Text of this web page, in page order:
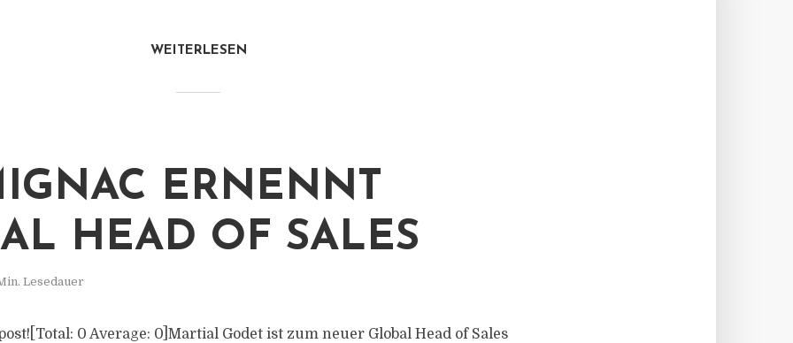
WEITERLESEN
ERNENNT
HEAD OF SALES
Lesedauer
0 Average: 0]Martial Godet ist zum neuer Global Head of Sales